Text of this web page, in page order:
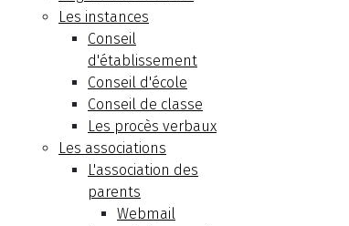
Les instances
Conseil
d'établissement
Conseil d'école
Conseil de classe
Les procès verbaux
Les associations
L'association des
parents
Webmail